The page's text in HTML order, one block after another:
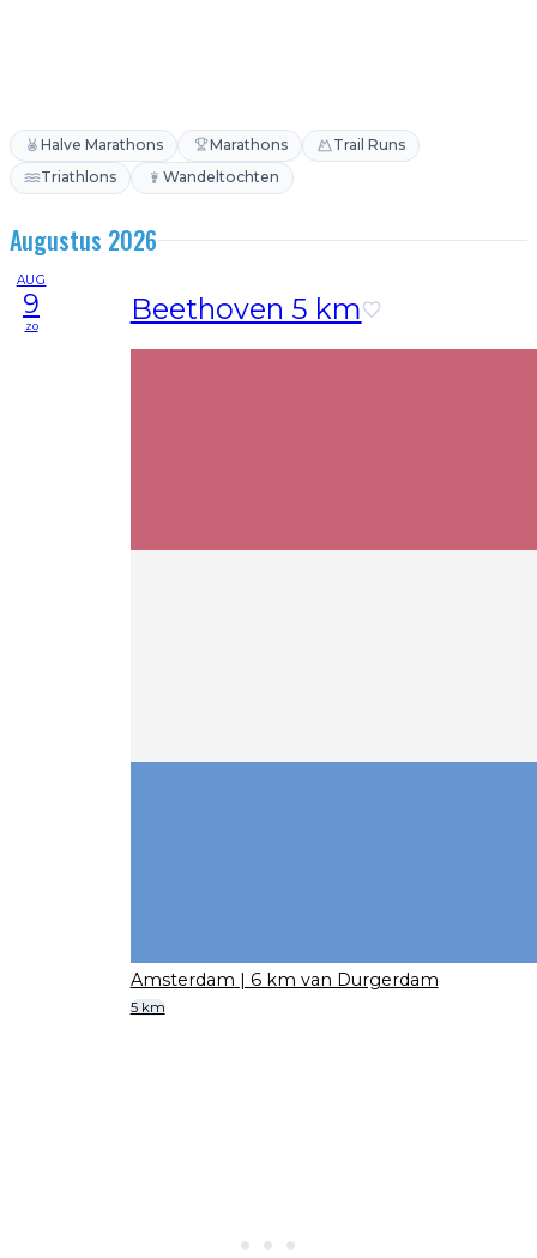
Halve Marathons Marathons
Trail Runs
Triathlons
Wandeltochten
Augustus 2026
AUG
9
zo Beethoven 5 km
Amsterdam | 6 km van Durgerdam
5 km